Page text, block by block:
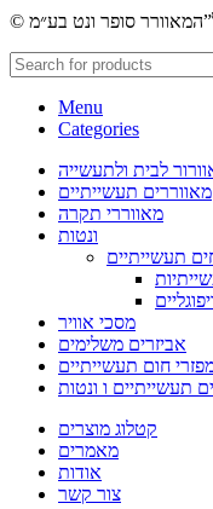
Menu
Categories
לבית ולתעשייה
מאווררים תעשייתיים
מאווררי תקרה
ונטות
תעשייתיים
מסכי אוויר
אביזרים משלימים
חום תעשייתיים
תעשייתיים ו ונטות
קטלוג מוצרים
מאמרים
אודות
צור קשר